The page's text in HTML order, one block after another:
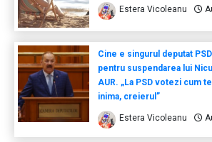
Estera Vicoleanu
Cine e singurul deputat
pentru suspendarea lui
AUR. „La PSD votezi cum
inima, creierul”
Estera Vicoleanu